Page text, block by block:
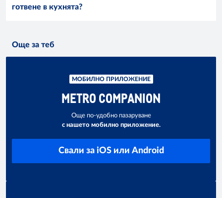
готвене в кухнята?
Още за теб
МОБИЛНО ПРИЛОЖЕНИЕ
METRO COMPANION
Още по-удобно пазаруване
с нашето мобилно приложение.
Свали за iOS или Android